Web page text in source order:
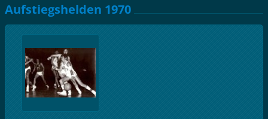
Aufstiegshelden 1970